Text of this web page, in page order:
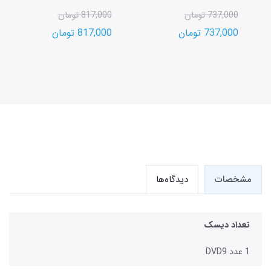
737,000 تومان
737,000 تومان
817,000 تومان
817,000 تومان
مشخصات دیدگاه‌ها
تعداد دیسک
1 عدد DVD9